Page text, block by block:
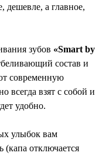
дешевле, а главное,
зубов «Smart by
состав и
современную
всегда взят с собой и
удобно.
улыбок вам
(капа отключается